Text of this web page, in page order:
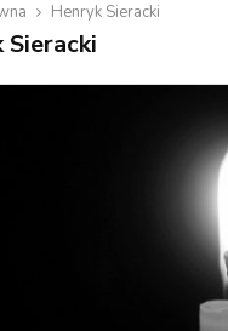
Henryk Sieracki
Sieracki